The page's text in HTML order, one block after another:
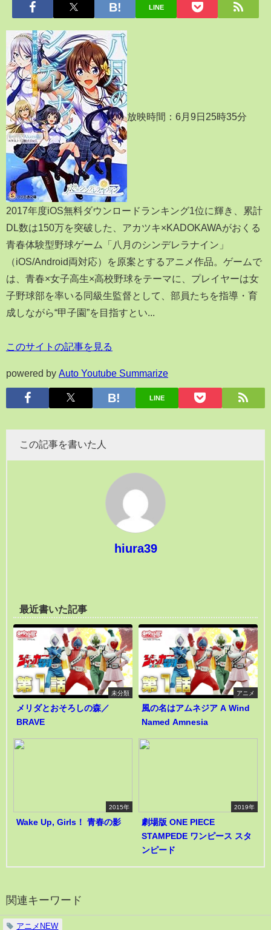
LINE
放映時間：6月9日25時35分
2017年度iOS無料ダウンロードランキング1位に輝き、累計
DL数は150万を突破した、アカツキ×KADOKAWAがおくる
青春体験型野球ゲーム「八月のシンデレラナイン」
（iOS/Android両対応）を原案とするアニメ作品。ゲームで
は、青春×女子高生×高校野球をテーマに、プレイヤーは女
子野球部を率いる同級生監督として、部員たちを指導・育
成しながら“甲子園”を目指すとい...
このサイトの記事を見る
powered by Auto Youtube Summarize
LINE
この記事を書いた人
hiura39
最近書いた記事
未分類
メリダとおそろしの森／
BRAVE
アニメ
風の名はアムネジア A Wind
Named Amnesia
2015年
Wake Up, Girls！ 青春の影
2019年
劇場版 ONE PIECE
STAMPEDE ワンピース スタ
ンピード
関連キーワード
アニメNEW